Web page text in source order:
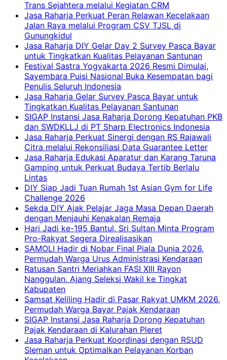
Trans Sejahtera melalui Kegiatan CRM
Jasa Raharja Perkuat Peran Relawan Kecelakaan
Jalan Raya melalui Program CSV TJSL di
Gunungkidul
Jasa Raharja DIY Gelar Day 2 Survey Pasca Bayar
untuk Tingkatkan Kualitas Pelayanan Santunan
Festival Sastra Yogyakarta 2026 Resmi Dimulai,
Sayembara Puisi Nasional Buka Kesempatan bagi
Penulis Seluruh Indonesia
Jasa Raharja Gelar Survey Pasca Bayar untuk
Tingkatkan Kualitas Pelayanan Santunan
SIGAP Instansi Jasa Raharja Dorong Kepatuhan PKB
dan SWDKLLJ di PT Sharp Electronics Indonesia
Jasa Raharja Perkuat Sinergi dengan RS Rajawali
Citra melalui Rekonsiliasi Data Guarantee Letter
Jasa Raharja Edukasi Aparatur dan Karang Taruna
Gamping untuk Perkuat Budaya Tertib Berlalu
Lintas
DIY Siap Jadi Tuan Rumah 1st Asian Gym for Life
Challenge 2026
Sekda DIY Ajak Pelajar Jaga Masa Depan Daerah
dengan Menjauhi Kenakalan Remaja
Hari Jadi ke-195 Bantul, Sri Sultan Minta Program
Pro-Rakyat Segera Direalisasikan
SAMOLI Hadir di Nobar Final Piala Dunia 2026,
Permudah Warga Urus Administrasi Kendaraan
Ratusan Santri Meriahkan FASI XIII Rayon
Nanggulan, Ajang Seleksi Wakil ke Tingkat
Kabupaten
Samsat Keliling Hadir di Pasar Rakyat UMKM 2026,
Permudah Warga Bayar Pajak Kendaraan
SIGAP Instansi Jasa Raharja Dorong Kepatuhan
Pajak Kendaraan di Kalurahan Pleret
Jasa Raharja Perkuat Koordinasi dengan RSUD
Sleman untuk Optimalkan Pelayanan Korban